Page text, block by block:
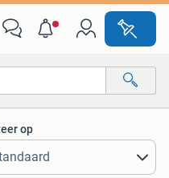
op